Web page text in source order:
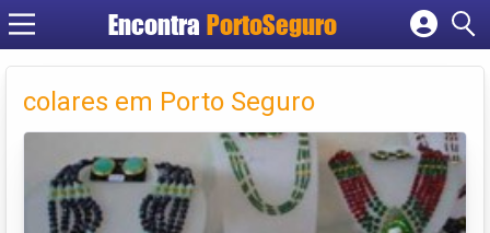
Encontra PortoSeguro
Cadastrar empresa
Criar conta
colares em Porto Seguro